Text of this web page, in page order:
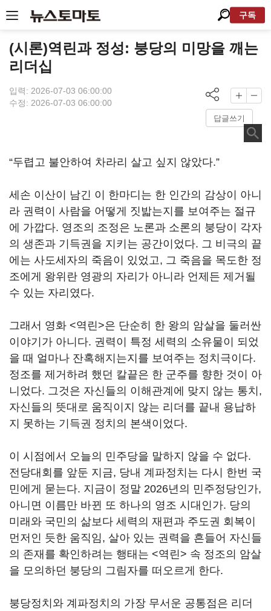
구독
(시론)역린과 정성: 붕당의 미망을 깨는
리더십
입력: 2026-07-03 06:00:00
수정: 2026-07-03 06:00:00
답글쓰기
“두렵고 불안하여 차라리 살고 싶지 않았다.”
세손 이산이 남긴 이 한마디는 한 인간의 감상이 아니
라 권력이 사람을 어떻게 짓밟는지를 보여주는 절규
에 가깝다. 영조의 조정은 노론과 소론의 붕당이 각자
의 생존과 기득권을 지키는 공간이었다. 그 비극의 끝
에는 사도세자의 죽음이 있었고, 그 죽음을 목도한 정
조에게 왕위란 영광의 자리가 아니라 언제든 제거될
수 있는 자리였다.
그래서 영화 <역린>은 단순히 한 왕의 암살을 둘러싼
이야기가 아니다. 권력이 특정 세력의 소유물이 되었
을 때 얼마나 잔혹해지는지를 보여주는 정치극이다.
정조를 제거하려 했던 칼끝은 한 군주를 향한 것이 아
니었다. 그것은 자신들의 이해관계에 맞지 않는 통치,
자신들의 뜻대로 움직이지 않는 리더를 끝내 용납하
지 못하는 기득권 정치의 본색이었다.
이 시점에서 오늘의 민주당을 말하지 않을 수 없다.
전당대회를 앞둔 지금, 당내 계파정치는 다시 한번 국
민에게 묻는다. 지금이 정말 2026년의 민주정당인가,
아니면 이름만 바뀐 또 하나의 영조 시대인가. 당의
미래와 국민의 삶보다 세력의 재편과 주도권 회복이
먼저인 듯한 움직임, 살아 있는 권력을 흔들어 자신들
의 존재를 확인하려는 행태는 <역린> 속 정조의 암살
을 모의하던 붕당의 그림자를 떠오르게 한다.
붕당정치와 계파정치의 가장 무서운 공통점은 리더